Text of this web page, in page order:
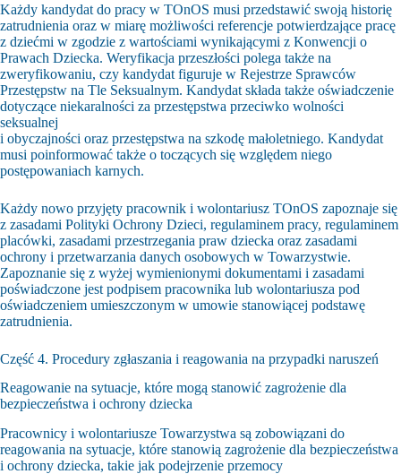
Każdy kandydat do pracy w TOnOS musi przedstawić swoją historię
zatrudnienia oraz w miarę możliwości referencje potwierdzające pracę
z dziećmi w zgodzie z wartościami wynikającymi z Konwencji o
Prawach Dziecka. Weryfikacja przeszłości polega także na
zweryfikowaniu, czy kandydat figuruje w Rejestrze Sprawców
Przestępstw na Tle Seksualnym. Kandydat składa także oświadczenie
dotyczące niekaralności za przestępstwa przeciwko wolności
seksualnej
i obyczajności oraz przestępstwa na szkodę małoletniego. Kandydat
musi poinformować także o toczących się względem niego
postępowaniach karnych.
Każdy nowo przyjęty pracownik i wolontariusz TOnOS zapoznaje się
z zasadami Polityki Ochrony Dzieci, regulaminem pracy, regulaminem
placówki, zasadami przestrzegania praw dziecka oraz zasadami
ochrony i przetwarzania danych osobowych w Towarzystwie.
Zapoznanie się z wyżej wymienionymi dokumentami i zasadami
poświadczone jest podpisem pracownika lub wolontariusza pod
oświadczeniem umieszczonym w umowie stanowiącej podstawę
zatrudnienia.
Część 4. Procedury zgłaszania i reagowania na przypadki naruszeń
Reagowanie na sytuacje, które mogą stanowić zagrożenie dla
bezpieczeństwa i ochrony dziecka
Pracownicy i wolontariusze Towarzystwa są zobowiązani do
reagowania na sytuacje, które stanowią zagrożenie dla bezpieczeństwa
i ochrony dziecka, takie jak podejrzenie przemocy